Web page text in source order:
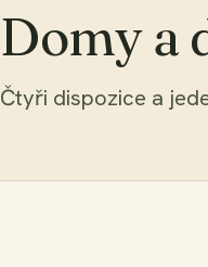
Domy a
Čtyři dispozice a